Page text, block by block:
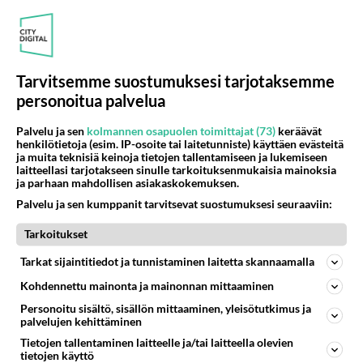
Anonyymi
En voi tajuta miksi lapsi annettiin takaisin
Äänestä Kommentoi
Anonyymi
Tarvitsemme suostumuksesi tarjotaksemme
personoitua palvelua
Palvelu ja sen kolmannen osapuolen toimittajat (73) keräävät
henkilötietoja (esim. IP-osoite tai laitetunniste) käyttäen evästeitä
ja muita teknisiä keinoja tietojen tallentamiseen ja lukemiseen
laitteellasi tarjotakseen sinulle tarkoituksenmukaisia mainoksia
ja parhaan mahdollisen asiakaskokemuksen.
Palvelu ja sen kumppanit tarvitsevat suostumuksesi seuraaviin:
Tarkoitukset
Tarkat sijaintitiedot ja tunnistaminen laitetta skannaamalla
Kohdennettu mainonta ja mainonnan mittaaminen
Personoitu sisältö, sisällön mittaaminen, yleisötutkimus ja
palvelujen kehittäminen
Tietojen tallentaminen laitteelle ja/tai laitteella olevien
tietojen käyttö